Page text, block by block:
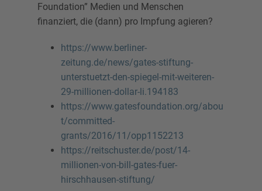
Foundation” Medien und Menschen
finanziert, die (dann) pro Impfung agieren?
https://www.berliner-
zeitung.de/news/gates-stiftung-
unterstuetzt-den-spiegel-mit-weiteren-
29-millionen-dollar-li.194183
https://www.gatesfoundation.org/abou
t/committed-
grants/2016/11/opp1152213
https://reitschuster.de/post/14-
millionen-von-bill-gates-fuer-
hirschhausen-stiftung/